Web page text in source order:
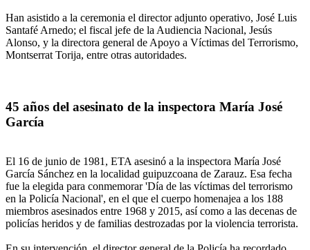
Han asistido a la ceremonia el director adjunto operativo, José Luis
Santafé Arnedo; el fiscal jefe de la Audiencia Nacional, Jesús
Alonso, y la directora general de Apoyo a Víctimas del Terrorismo,
Montserrat Torija, entre otras autoridades.
45 años del asesinato de la inspectora María José
García
El 16 de junio de 1981, ETA asesinó a la inspectora María José
García Sánchez en la localidad guipuzcoana de Zarauz. Esa fecha
fue la elegida para conmemorar 'Día de las víctimas del terrorismo
en la Policía Nacional', en el que el cuerpo homenajea a los 188
miembros asesinados entre 1968 y 2015, así como a las decenas de
policías heridos y de familias destrozadas por la violencia terrorista.